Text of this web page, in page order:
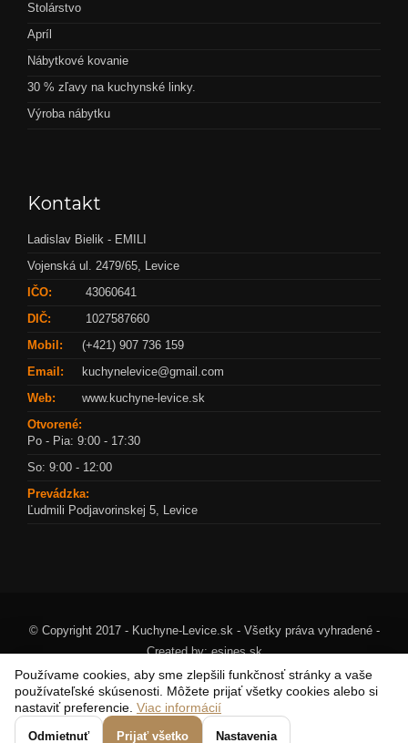
Stolárstvo
Apríl
Nábytkové kovanie
30 % zľavy na kuchynské linky.
Výroba nábytku
Kontakt
Ladislav Bielik - EMILI
Vojenská ul. 2479/65, Levice
IČO:
43060641
DIČ:
1027587660
Mobil:
(+421) 907 736 159
Email:
kuchynelevice@gmail.com
Web:
www.kuchyne-levice.sk
Otvorené:
Po - Pia: 9:00 - 17:30
So: 9:00 - 12:00
Prevádzka:
Ľudmili Podjavorinskej 5, Levice
© Copyright 2017 - Kuchyne-Levice.sk - Všetky práva vyhradené -
Created by:esines.sk
Používame cookies, aby sme zlepšili funkčnosť stránky a vaše
používateľské skúsenosti. Môžete prijať všetky cookies alebo si
nastaviť preferencie. Viac informácií
Odmietnuť Prijať všetko Nastavenia